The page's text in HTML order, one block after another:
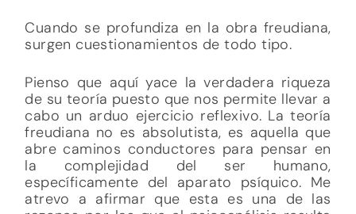
Cuando se profundiza en la obra freudiana,
surgen cuestionamientos de todo tipo.
Pienso que aquí yace la verdadera riqueza
de su teoría puesto que nos permite llevar a
cabo un arduo ejercicio reflexivo. La teoría
freudiana no es absolutista, es aquella que
abre caminos conductores para pensar en
la complejidad del ser humano,
específicamente del aparato psíquico. Me
atrevo a afirmar que esta es una de las